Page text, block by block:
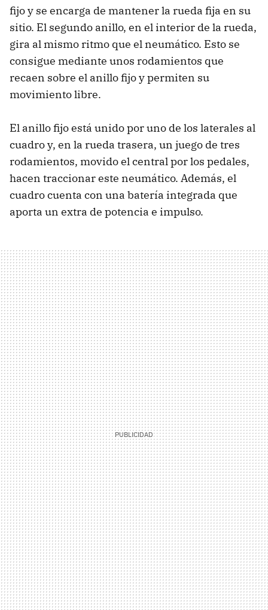
fijo y se encarga de mantener la rueda fija en su
sitio. El segundo anillo, en el interior de la rueda,
gira al mismo ritmo que el neumático. Esto se
consigue mediante unos rodamientos que
recaen sobre el anillo fijo y permiten su
movimiento libre.
El anillo fijo está unido por uno de los laterales al
cuadro y, en la rueda trasera, un juego de tres
rodamientos, movido el central por los pedales,
hacen traccionar este neumático. Además, el
cuadro cuenta con una batería integrada que
aporta un extra de potencia e impulso.